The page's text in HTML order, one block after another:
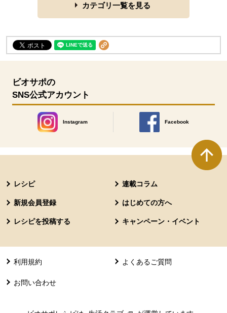
カテゴリ一覧を見る
ビオサポの
SNS公式アカウント
Instagram
別のウィンドウで開きます。
Facebook
レシピ 連載コラム
新規会員登録 はじめての方へ
レシピを投稿する キャンペーン・イベント
利用規約 よくあるご質問
お問い合わせ